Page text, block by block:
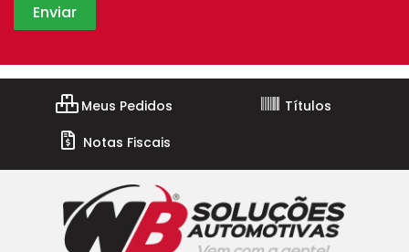
Meus Pedidos
Títulos
Notas Fiscais